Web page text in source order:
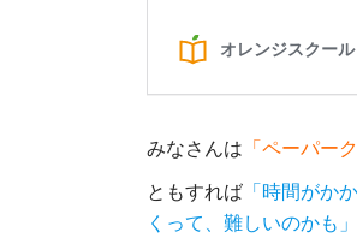
みなさんは 「ペーパー
ともすれば 「時間がか
くって、難しいのかも」